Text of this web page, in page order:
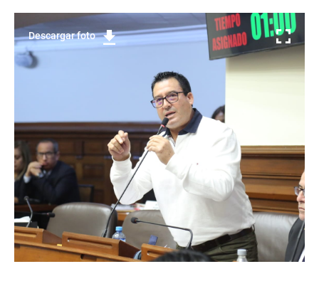
Descargar foto